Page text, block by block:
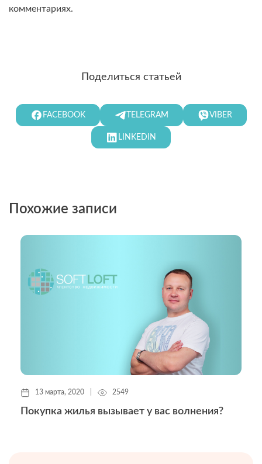
комментариях.
Поделиться статьей
FACEBOOK TELEGRAM VIBER
LINKEDIN
Похожие записи
13 марта, 2020 2549
Покупка жилья вызывает у вас волнения?